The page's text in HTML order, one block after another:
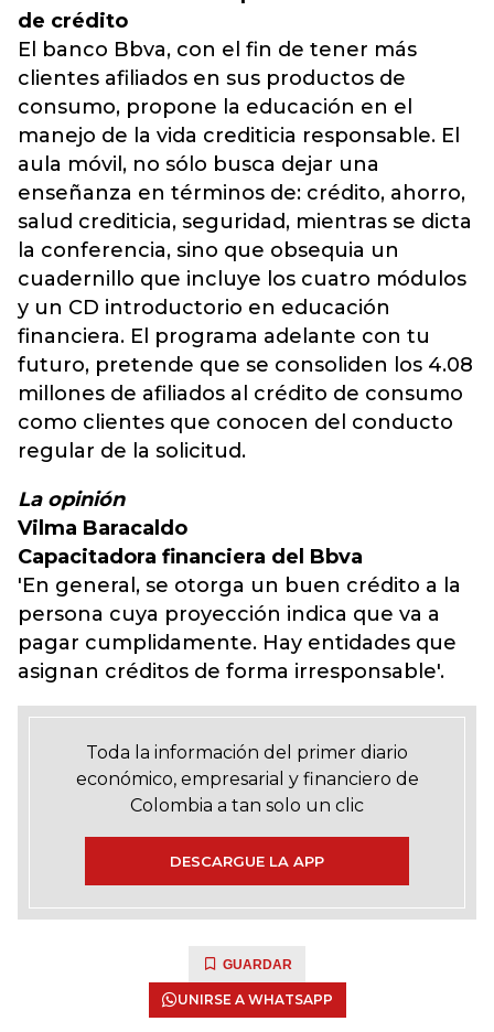
de crédito
El banco Bbva, con el fin de tener más
clientes afiliados en sus productos de
consumo, propone la educación en el
manejo de la vida crediticia responsable. El
aula móvil, no sólo busca dejar una
enseñanza en términos de: crédito, ahorro,
salud crediticia, seguridad, mientras se dicta
la conferencia, sino que obsequia un
cuadernillo que incluye los cuatro módulos
y un CD introductorio en educación
financiera. El programa adelante con tu
futuro, pretende que se consoliden los 4.08
millones de afiliados al crédito de consumo
como clientes que conocen del conducto
regular de la solicitud.
La opinión
Vilma Baracaldo
Capacitadora financiera del Bbva
'En general, se otorga un buen crédito a la
persona cuya proyección indica que va a
pagar cumplidamente. Hay entidades que
asignan créditos de forma irresponsable'.
Toda la información del primer diario
económico, empresarial y financiero de
Colombia a tan solo un clic
DESCARGUE LA APP
GUARDAR
UNIRSE A WHATSAPP